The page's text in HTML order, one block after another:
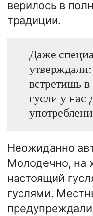
верилось в
традиции.
Даже
встретишь
гусли у нас
Неожиданно
Молодечно, на
настоящий
гуслями.